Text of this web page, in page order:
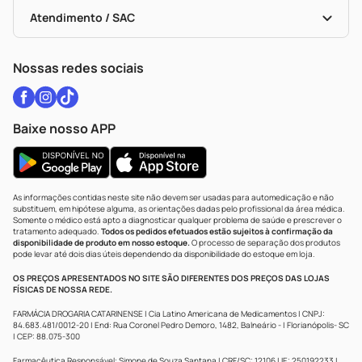
Políticas De Marketplace
Vacinas
Certificado De Segurança
Portal Da Privacidade
Atendimento / SAC
WhatsApp (47) 9202-1687
Nossas redes sociais
Baixe nosso APP
As informações contidas neste site não devem ser usadas para automedicação e não
substituem, em hipótese alguma, as orientações dadas pelo profissional da área médica.
Somente o médico está apto a diagnosticar qualquer problema de saúde e prescrever o
tratamento adequado. Todos os pedidos efetuados estão sujeitos à confirmação da
disponibilidade de produto em nosso estoque.O processo de separação dos produtos
pode levar até dois dias úteis dependendo da disponibilidade do estoque em loja.
OS PREÇOS APRESENTADOS NO SITE SÃO DIFERENTES DOS PREÇOS DAS LOJAS
FÍSICAS DE NOSSA REDE.
FARMÁCIA DROGARIA CATARINENSE | Cia Latino Americana de Medicamentos | CNPJ:
84.683.481/0012-20 | End: Rua Coronel Pedro Demoro, 1482, Balneário - | Florianópolis- SC
| CEP: 88.075-300